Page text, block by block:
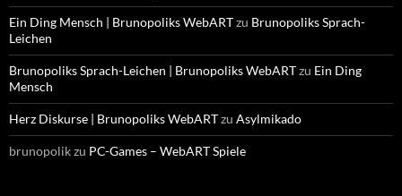
Ein Ding Mensch | Brunopoliks WebARTzu Brunopoliks Sprach-
Leichen
Brunopoliks Sprach-Leichen | Brunopoliks WebARTzu Ein Ding
Mensch
Herz Diskurse | Brunopoliks WebARTzu Asylmikado
brunopolikzu PC-Games – WebART Spiele